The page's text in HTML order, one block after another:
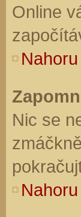
Online
Nahoru
Nic se
Nahoru